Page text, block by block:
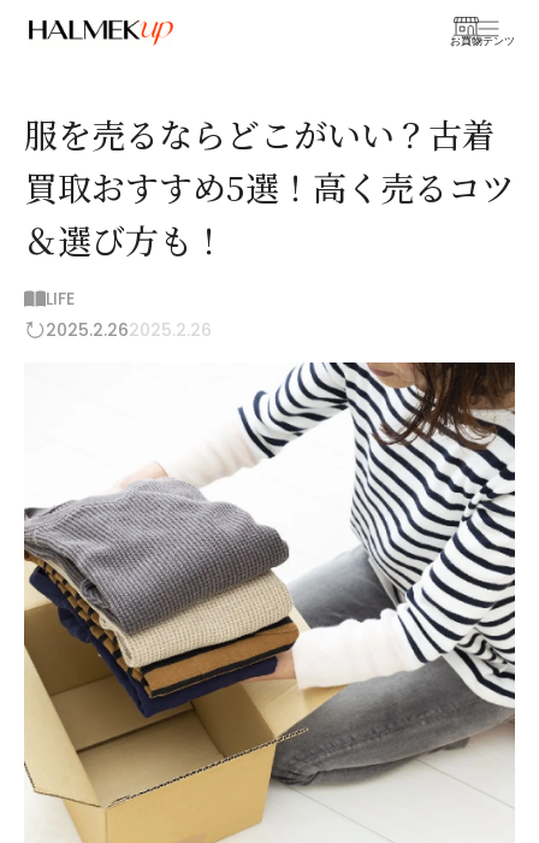
お買物
コンテンツ
服を売るならどこがいい？古着
買取おすすめ5選！高く売るコツ
＆選び方も！
LIFE
2025.2.262025.2.26